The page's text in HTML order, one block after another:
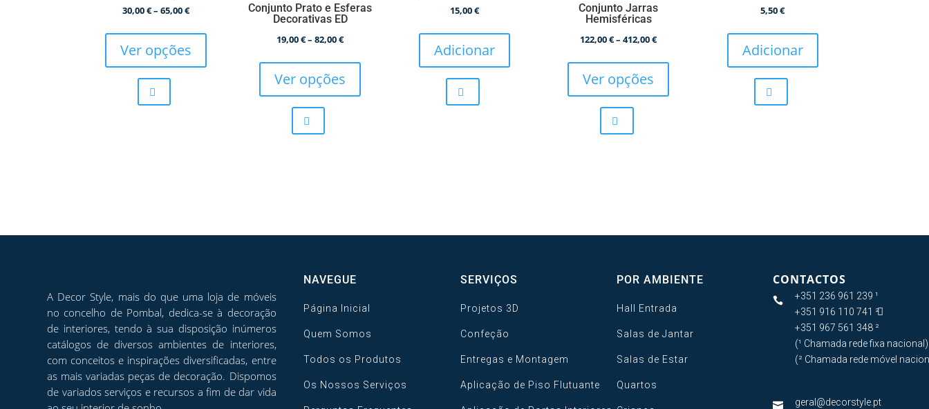
30,00€– 65,00€Price
30,00 €
through
Ver opções
has
Conjunto Prato e Esferas
Decorativas ED
19,00€– 82,00€Price
19,00 €
through
Ver opções
has
on
15,00€
Adicionar
Conjunto Jarras
Hemisféricas
122,00€– 412,00€Price
through
Ver opções
has
on
5,50€
Adicionar
A Decor Style, mais do que uma loja de móveis
no concelho de Pombal, dedica-se à decoração
de interiores, tendo à sua disposição inúmeros
catálogos de diversos ambientes de interiores,
com conceitos e inspirações diversificadas, entre
as mais variadas peças de decoração. Dispomos
de variados serviços e recursos a fim de dar vida
NAVEGUE
Página Inicial
Quem Somos
Todos os Produtos
Os Nossos Serviços
SERVIÇOS
Projetos 3D
Confeção
Entregas e Montagem
Aplicação de Piso Flutuante
POR AMBIENTE
Hall Entrada
Salas de Jantar
Salas de Estar
Quartos
CONTACTOS


+351 236 961 239 ¹
+351 916 110 741 ²
+351 967 561 348 ²
(¹ Chamada rede fixa nacional)
(² Chamada rede móvel
 geral@decorstyle.pt